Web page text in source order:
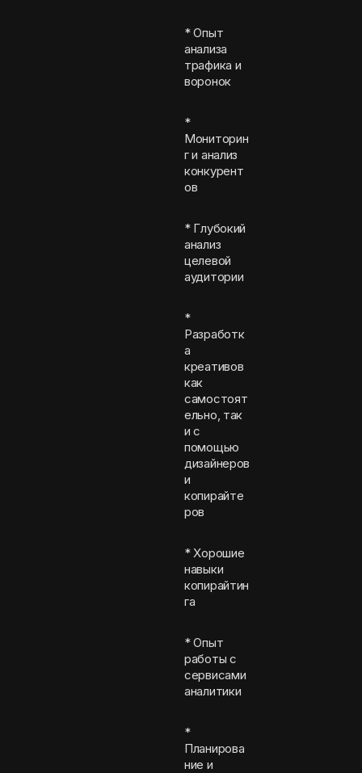
* Опыт
анализа
трафика и
воронок
*
Мониторин
г и анализ
конкурент
ов
* Глубокий
анализ
целевой
аудитории
*
Разработк
а
креативов
как
самостоят
ельно, так
и с
помощью
дизайнеров
и
копирайте
ров
* Хорошие
навыки
копирайтин
га
* Опыт
работы с
сервисами
аналитики
*
Планирова
ние и